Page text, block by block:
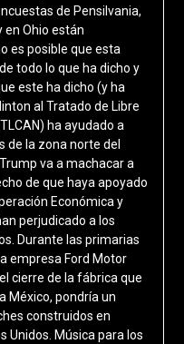
de Pensilvania,
en Ohio están
es posible que esta
todo lo que ha dicho y
este ha dicho (y ha
al Tratado de Libre
ha ayudado a
de la zona norte del
va a machacar a
de que haya apoyado
Económica y
perjudicado a los
Durante las primarias
empresa Ford Motor
cierre de la fábrica que
México, pondría un
construidos en
Unidos. Música para los